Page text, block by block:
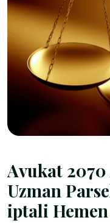
Avukat
Uzman
iptali Hemen